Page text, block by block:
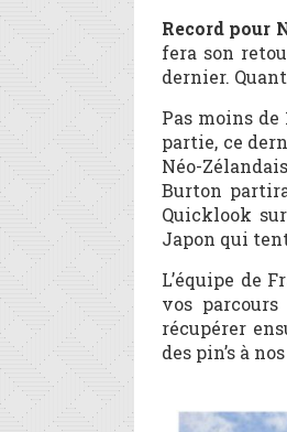
Record pour
fera son
dernier.
Pas moins
partie, ce
Néo-
Burton
Quicklook
Japon qui
L’équipe de
vos
récupérer
des pin’s à